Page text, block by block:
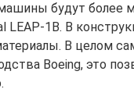
будут
LEAP-1B. В
В целом
Boeing, это